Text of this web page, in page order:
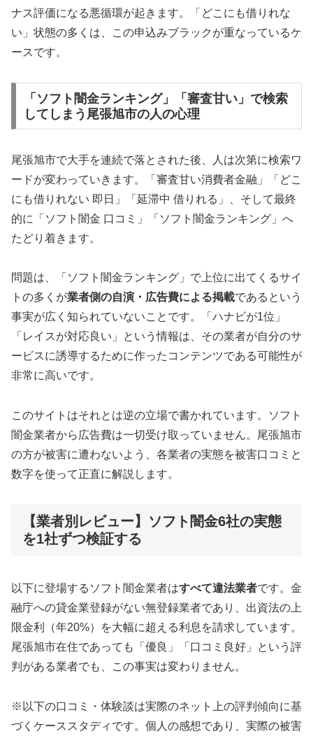
ナス評価になる悪循環が起きます。「どこにも借りれな
い」状態の多くは、この申込みブラックが重なっているケ
ースです。
「ソフト闇金ランキング」「審査甘い」で検索
してしまう尾張旭市の人の心理
尾張旭市で大手を連続で落とされた後、人は次第に検索ワ
ードが変わっていきます。「審査甘い消費者金融」「どこ
にも借りれない 即日」「延滞中 借りれる」、そして最終
的に「ソフト闇金 口コミ」「ソフト闇金ランキング」へ
たどり着きます。
問題は、「ソフト闇金ランキング」で上位に出てくるサイ
トの多くが業者側の自演・広告費による掲載であるという
事実が広く知られていないことです。「ハナビが1位」
「レイスが対応良い」という情報は、その業者が自分のサ
ービスに誘導するために作ったコンテンツである可能性が
非常に高いです。
このサイトはそれとは逆の立場で書かれています。ソフト
闇金業者から広告費は一切受け取っていません。尾張旭市
の方が被害に遭わないよう、各業者の実態を被害口コミと
数字を使って正直に解説します。
【業者別レビュー】ソフト闇金6社の実態
を1社ずつ検証する
以下に登場するソフト闇金業者はすべて違法業者です。金
融庁への貸金業登録がない無登録業者であり、出資法の上
限金利（年20%）を大幅に超える利息を請求しています。
尾張旭市在住であっても「優良」「口コミ良好」という評
判がある業者でも、この事実は変わりません。
※以下の口コミ・体験談は実際のネット上の評判傾向に基
づくケーススタディです。個人の感想であり、実際の被害